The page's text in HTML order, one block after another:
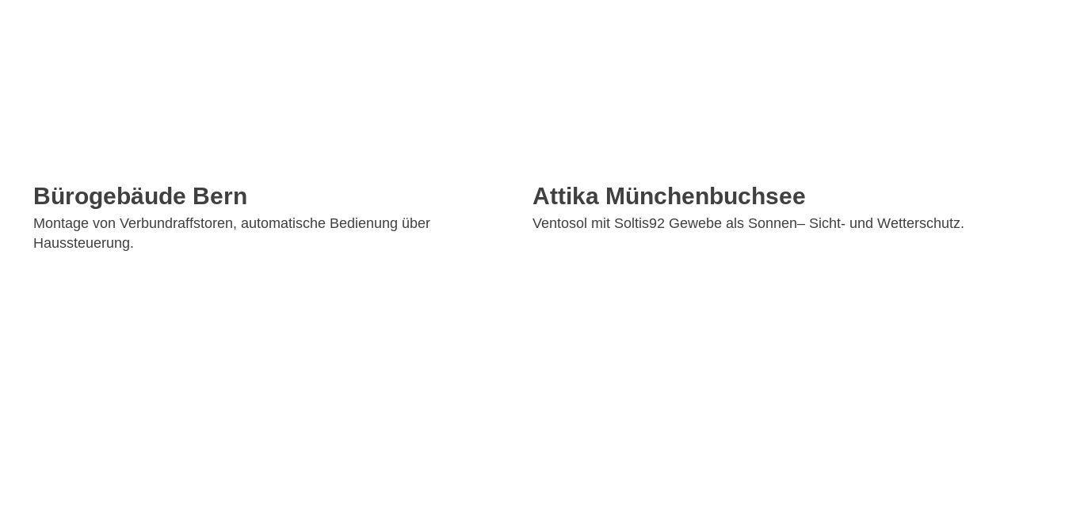
Bürogebäude Bern
Montage von Verbundraffstoren, automatische Bedienung über
Haussteuerung.
Attika Münchenbuchsee
Ventosol mit Soltis92 Gewebe als Sonnen– Sicht- und Wetterschutz.